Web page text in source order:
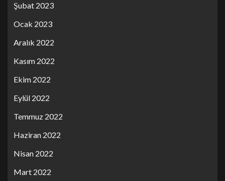
Şubat 2023
Ocak 2023
Aralık 2022
Kasım 2022
Ekim 2022
Eylül 2022
Temmuz 2022
Haziran 2022
Nisan 2022
Mart 2022